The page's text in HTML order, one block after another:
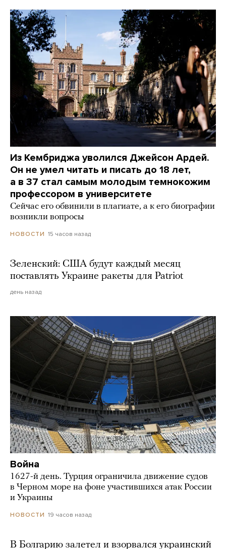
Из Кембриджа уволился Джейсон Ардей.
Он не умел читать и писать до 18 лет,
а в 37 стал самым молодым темнокожим
профессором в университете
Сейчас его обвинили в плагиате, а к его биографии
возникли вопросы
НОВОСТИ 15 часов назад
Зеленский: США будут каждый месяц
поставлять Украине ракеты для Patriot
день назад
Война
1627-й день. Турция ограничила движение судов
в Черном море на фоне участившихся атак России
и Украины
НОВОСТИ 19 часов назад
В Болгарию залетел и взорвался украинский